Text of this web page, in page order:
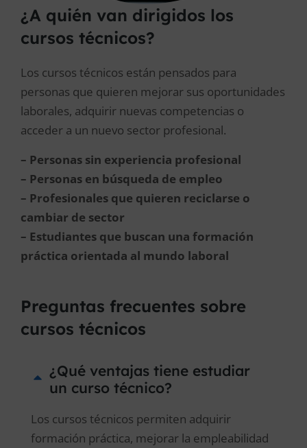
¿A quién van dirigidos los
cursos técnicos?
Los cursos técnicos están pensados para
personas que quieren mejorar sus oportunidades
laborales, adquirir nuevas competencias o
acceder a un nuevo sector profesional.
– Personas sin experiencia profesional
– Personas en búsqueda de empleo
– Profesionales que quieren reciclarse o
cambiar de sector
– Estudiantes que buscan una formación
práctica orientada al mundo laboral
Preguntas frecuentes sobre
cursos técnicos
¿Qué ventajas tiene estudiar
un curso técnico?
Los cursos técnicos permiten adquirir
formación práctica, mejorar la empleabilidad